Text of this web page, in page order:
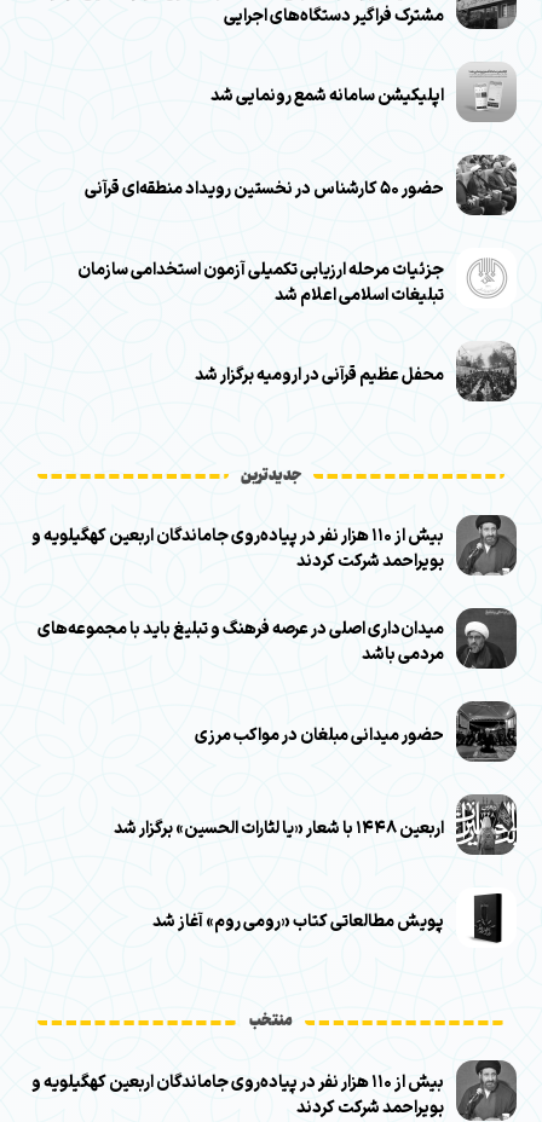
مشترک فراگیر دستگاه‌های اجرایی
اپلیکیشن سامانه شمع رونمایی شد
حضور ۵۰ کارشناس در نخستین رویداد منطقه‌ای قرآنی
جزئیات مرحله ارزیابی تکمیلی آزمون استخدامی سازمان
تبلیغات اسلامی اعلام شد
محفل عظیم قرآنی در ارومیه برگزار شد
جدیدترین
بیش از ۱۱۰ هزار نفر در پیاده‌روی جاماندگان اربعین کهگیلویه و
بویراحمد شرکت کردند
میدان‌داری اصلی در عرصه فرهنگ و تبلیغ باید با مجموعه‌های
مردمی باشد
حضور میدانی مبلغان در مواکب مرزی
اربعین ۱۴۴۸ با شعار «یا لثارات الحسین» برگزار شد
پویش مطالعاتی کتاب «رومی روم» آغاز شد
منتخب
بیش از ۱۱۰ هزار نفر در پیاده‌روی جاماندگان اربعین کهگیلویه و
بویراحمد شرکت کردند